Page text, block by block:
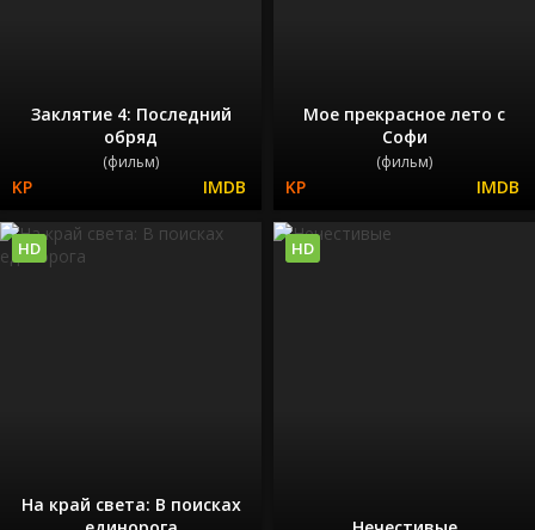
Заклятие 4: Последний
обряд
(фильм)
Мое прекрасное лето с
Софи
(фильм)
На край света: В поисках
HD HD